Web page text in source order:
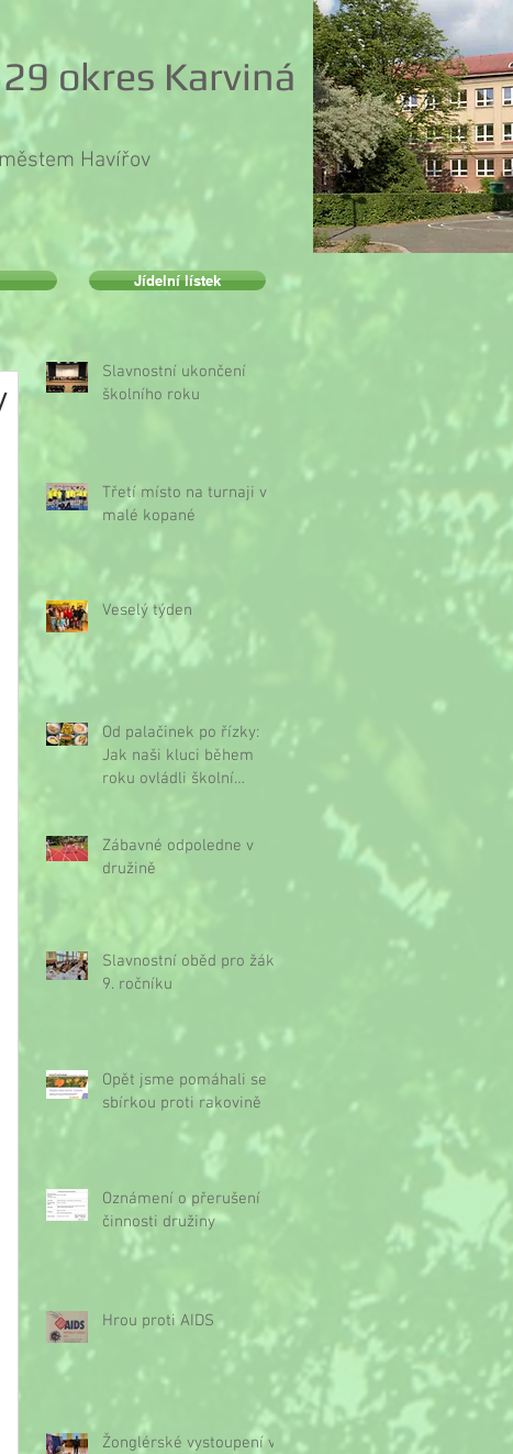
okres Karviná
Havířov
Slavnostní ukončení
školního roku
Třetí místo na turnaji v
malé kopané
Veselý týden
Od palačinek po řízky:
Jak naši kluci během
roku ovládli školní
Zábavné odpoledne v
družině
Slavnostní oběd pro žáky
9. ročníku
Opět jsme pomáhali se
sbírkou proti rakovině
Oznámení o přerušení
činnosti družiny
Hrou proti AIDS
Žonglérské vystoupení v
Jídelní lístek